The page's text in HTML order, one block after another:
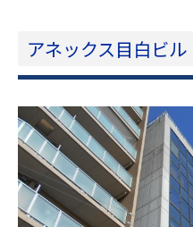
アネックス目白ビル